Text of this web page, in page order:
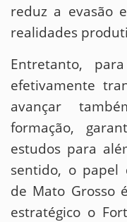
reduz a evasão
realidades
Entretanto,
efetivamente
avançar
formação,
estudos para
sentido, o papel
de Mato Grosso
estratégico o